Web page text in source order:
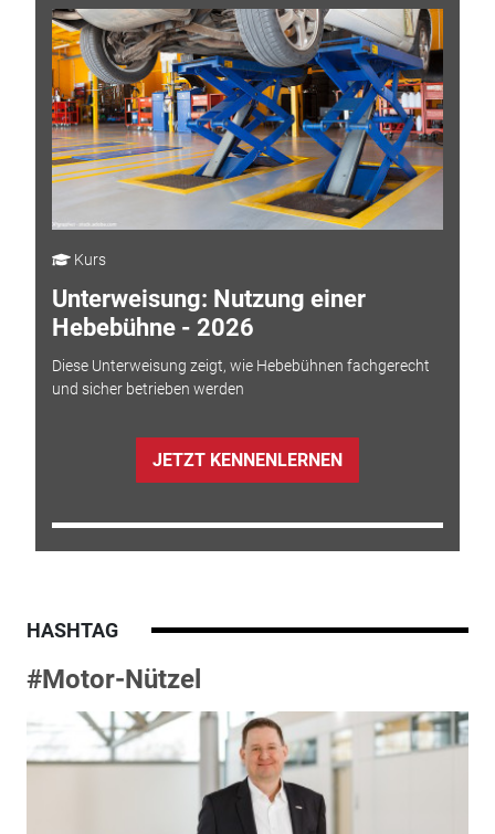
Kurs
Unterweisung: Nutzung einer
Hebebühne - 2026
Diese Unterweisung zeigt, wie Hebebühnen fachgerecht
und sicher betrieben werden
JETZT KENNENLERNEN
HASHTAG
#Motor-Nützel